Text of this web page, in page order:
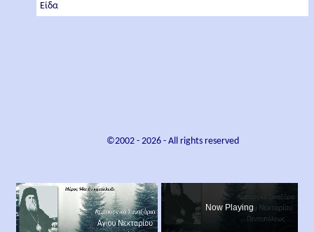
Είδα
©2002 - 2026- All rights reserved
×
Now Playing